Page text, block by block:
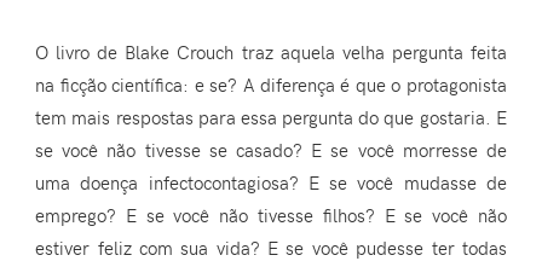
O livro de Blake Crouch traz aquela velha pergunta feita
na ficção científica: e se? A diferença é que o protagonista
tem mais respostas para essa pergunta do que gostaria. E
se você não tivesse se casado? E se você morresse de
uma doença infectocontagiosa? E se você mudasse de
emprego? E se você não tivesse filhos? E se você não
estiver feliz com sua vida? E se você pudesse ter todas